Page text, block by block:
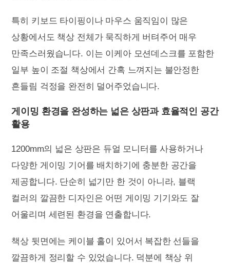
특히 키보드 타이핑이나 마우스 움직임이 많은
상황에서도 책상 전체가 묵직하게 버텨주어 매우
만족스러웠습니다. 이는 이케아 모션데스크를 포함한
일부 높이 조절 책상에서 간혹 느껴지는 불안정한
흔들림 걱정을 완전히 덜어주었습니다.
게이밍 환경을 완성하는 넓은 상판과 효율적인 공간
활용
1200mm의 넓은 상판은 듀얼 모니터를 사용하거나
다양한 게이밍 기어를 배치하기에 충분한 공간을
제공합니다. 단순히 넓기만 한 것이 아니라, 블랙
컬러의 깔끔한 디자인은 어떤 게이밍 기기와도 잘
어울리며 세련된 환경을 연출합니다.
책상 뒷면에는 케이블 홀이 있어서 복잡한 선들을
깔끔하게 정리할 수 있었습니다. 덕분에 책상 위